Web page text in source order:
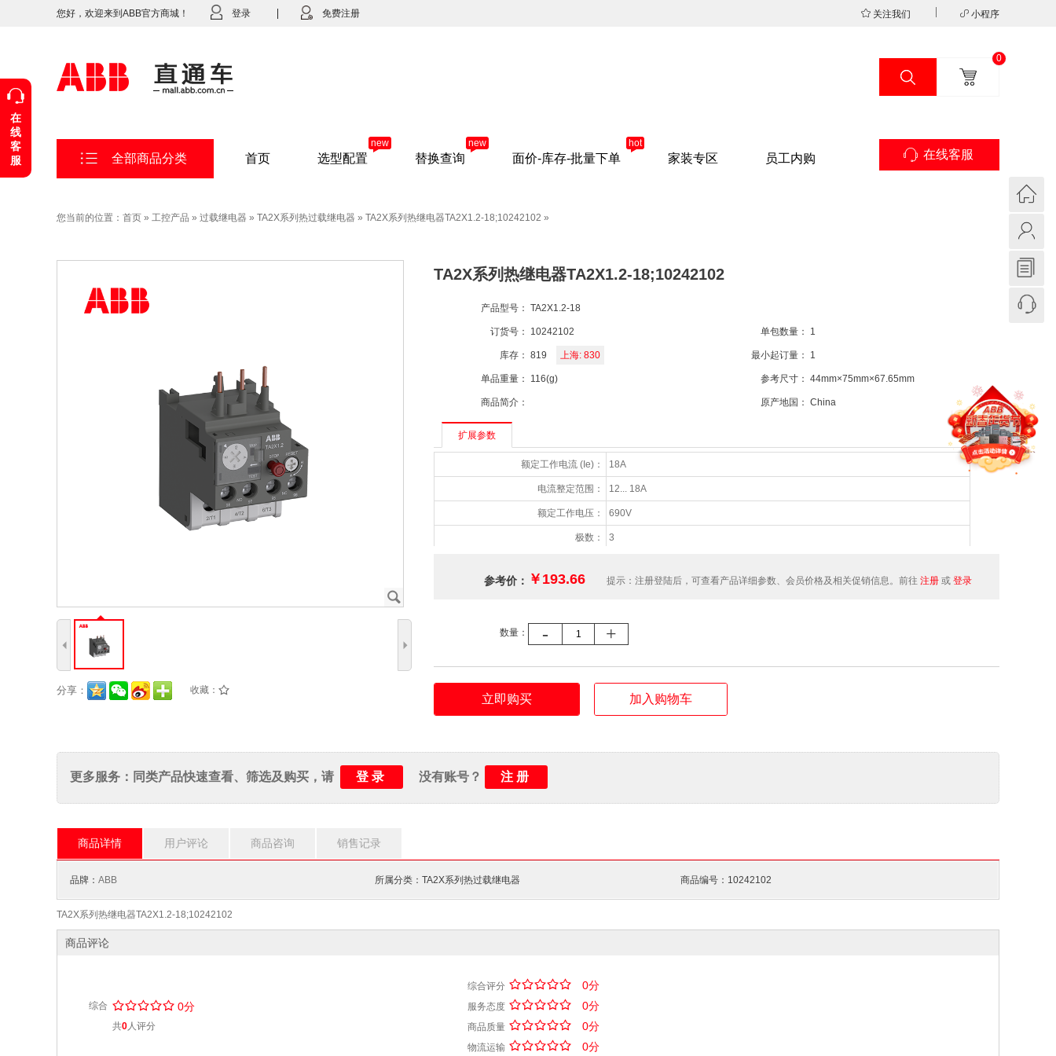
您好，欢迎来到ABB官方商城！ 登录 免费注册 关注我们 小程序
0
全部商品分类 首页 选型配置
new
替换查询
new
面价-库存-批量下单
hot
家装专区 员工内购 在线客服
您当前的位置： 首页 » 工控产品 » 过载继电器 » TA2X系列热过载继电器 » TA2X系列热继电器TA2X1.2-18;10242102 »
J
4 5
分享： 收藏： /
TA2X系列热继电器TA2X1.2-18;10242102
产品型号： TA2X1.2-18
订货号： 10242102 单包数量： 1
库存： 819 上海: 830 最小起订量： 1
单品重量： 116(g) 参考尺寸： 44mm×75mm×67.65mm
商品简介： 原产地国： China
扩展参数
额定工作电流 (Ie)： 18A
电流整定范围： 12... 18A
额定工作电压： 690V
极数： 3
辅助触点NO数量： 1
适用产品系列： A2X06.2~A2X18.2
辅助触点额定运行电流(Ie) AC-15： 0.95A/220V
参考价： ￥193.66 提示：注册登陆后，可查看产品详细参数、会员价格及相关促销信息。前往 注册 或 登录
数量： - +
立即购买 加入购物车
更多服务：同类产品快速查看、筛选及购买，请 登录 没有账号？ 注册
商品详情 用户评论 商品咨询 销售记录
品牌： ABB 所属分类：TA2X系列热过载继电器 商品编号：10242102
TA2X系列热继电器TA2X1.2-18;10242102
商品评论
综合 /////
..... 0分
共0人评分
综合评分 /////
..... 0分
服务态度 /////
..... 0分
商品质量 /////
..... 0分
物流运输 /////
..... 0分
在
线
客
服